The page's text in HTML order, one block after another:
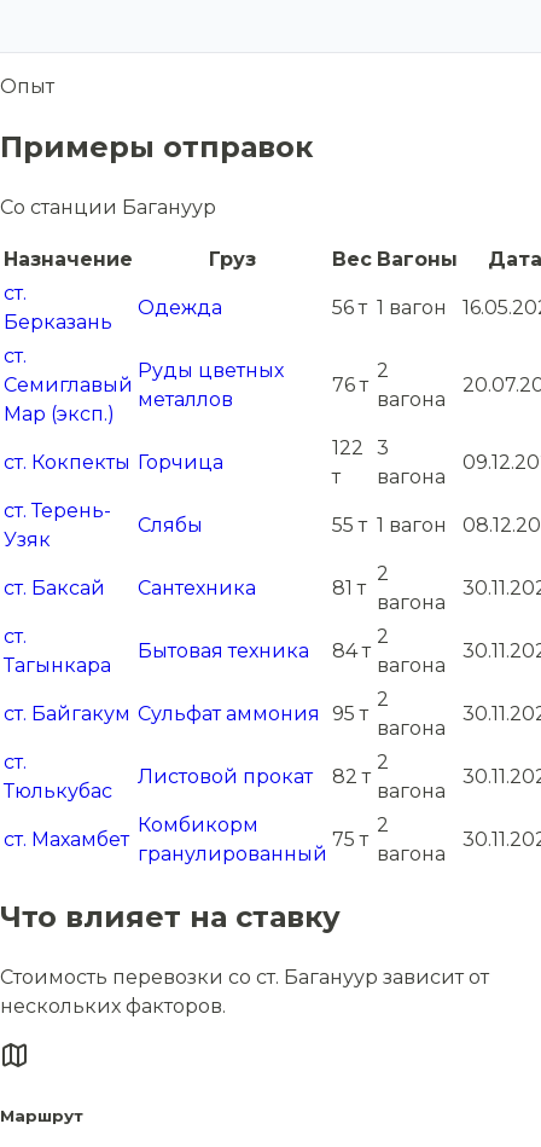
Опыт
Примеры отправок
Со станции Багануур
Назначение Груз Вес Вагоны
Дата
ст.
Берказань
Одежда 56 т 1 вагон
ст.
Семиглавый
Мар (эксп.)
Руды цветных
металлов
76 т
2
вагона
ст. Кокпекты Горчица
122
т
3
вагона
ст. Терень-
Узяк
Слябы 55 т 1 вагон
ст. Баксай Сантехника 81 т
2
вагона
ст.
Тагынкара
Бытовая техника 84 т
2
вагона
ст. Байгакум Сульфат аммония 95 т
2
вагона
ст.
Тюлькубас
Листовой прокат 82 т
2
вагона
ст. Махамбет
Комбикорм
гранулированный
75 т
2
вагона
Что влияет на ставку
Стоимость перевозки со ст. Багануур зависит от
нескольких факторов.
Маршрут